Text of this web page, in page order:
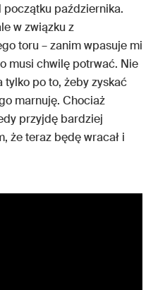
początku października.
w związku z
toru – zanim wpasuje mi
musi chwilę potrwać. Nie
tylko po to, żeby zyskać
marnuję. Chociaż
przyjdę bardziej
że teraz będę wracał i